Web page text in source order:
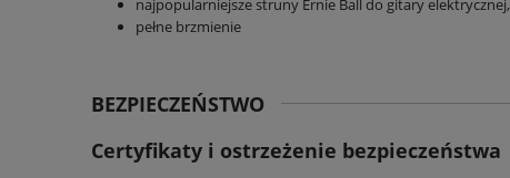
najpopularniejsze struny Ernie Ball do gitary elektrycznej,
pełne brzmienie
BEZPIECZEŃSTWO
Certyfikaty i ostrzeżenie bezpieczeństwa